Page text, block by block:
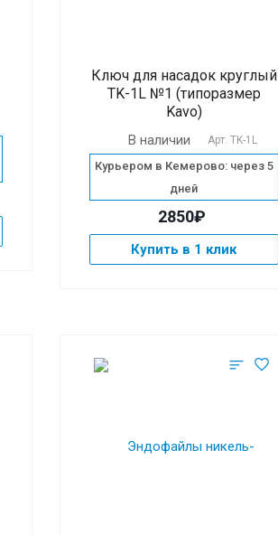
Ключ для насадок круглый
TK-1L №1 (типоразмер
Kavo)
В наличии Арт.TK-1L
Курьером в Кемерово: через 5
дней
2850₽
Купить в 1 клик